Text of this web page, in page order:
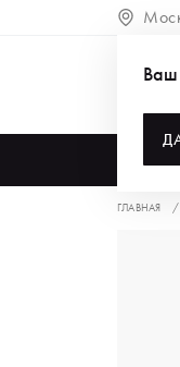
Ваш
ГЛАВНАЯ